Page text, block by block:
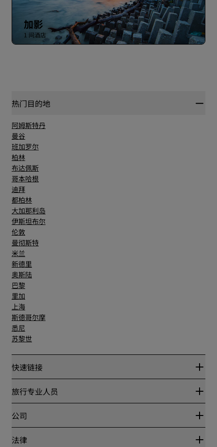
加影
1 间酒店
热门目的地
阿姆斯特丹
曼谷
班加罗尔
柏林
布达佩斯
哥本哈根
迪拜
都柏林
大加那利岛
伊斯坦布尔
伦敦
曼彻斯特
米兰
新德里
奥斯陆
巴黎
里加
上海
斯德哥尔摩
悉尼
苏黎世
快速链接
丽赏会
Blog
目的地
丽笙酒店集团APP
旅行专业人员
合作伙伴
公司
丽笙酒店集团
法律